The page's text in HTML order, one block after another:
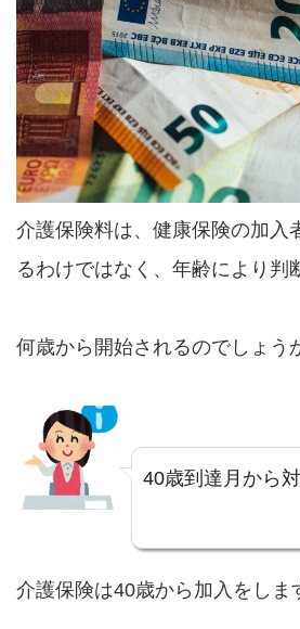
介護保険料は、健康保険の加入
るわけではなく、年齢により判
何歳から開始されるのでしょう
40歳到達月から
介護保険は40歳から加入をしま